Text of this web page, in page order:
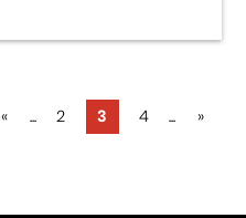
« ... 2 3 4 ... »